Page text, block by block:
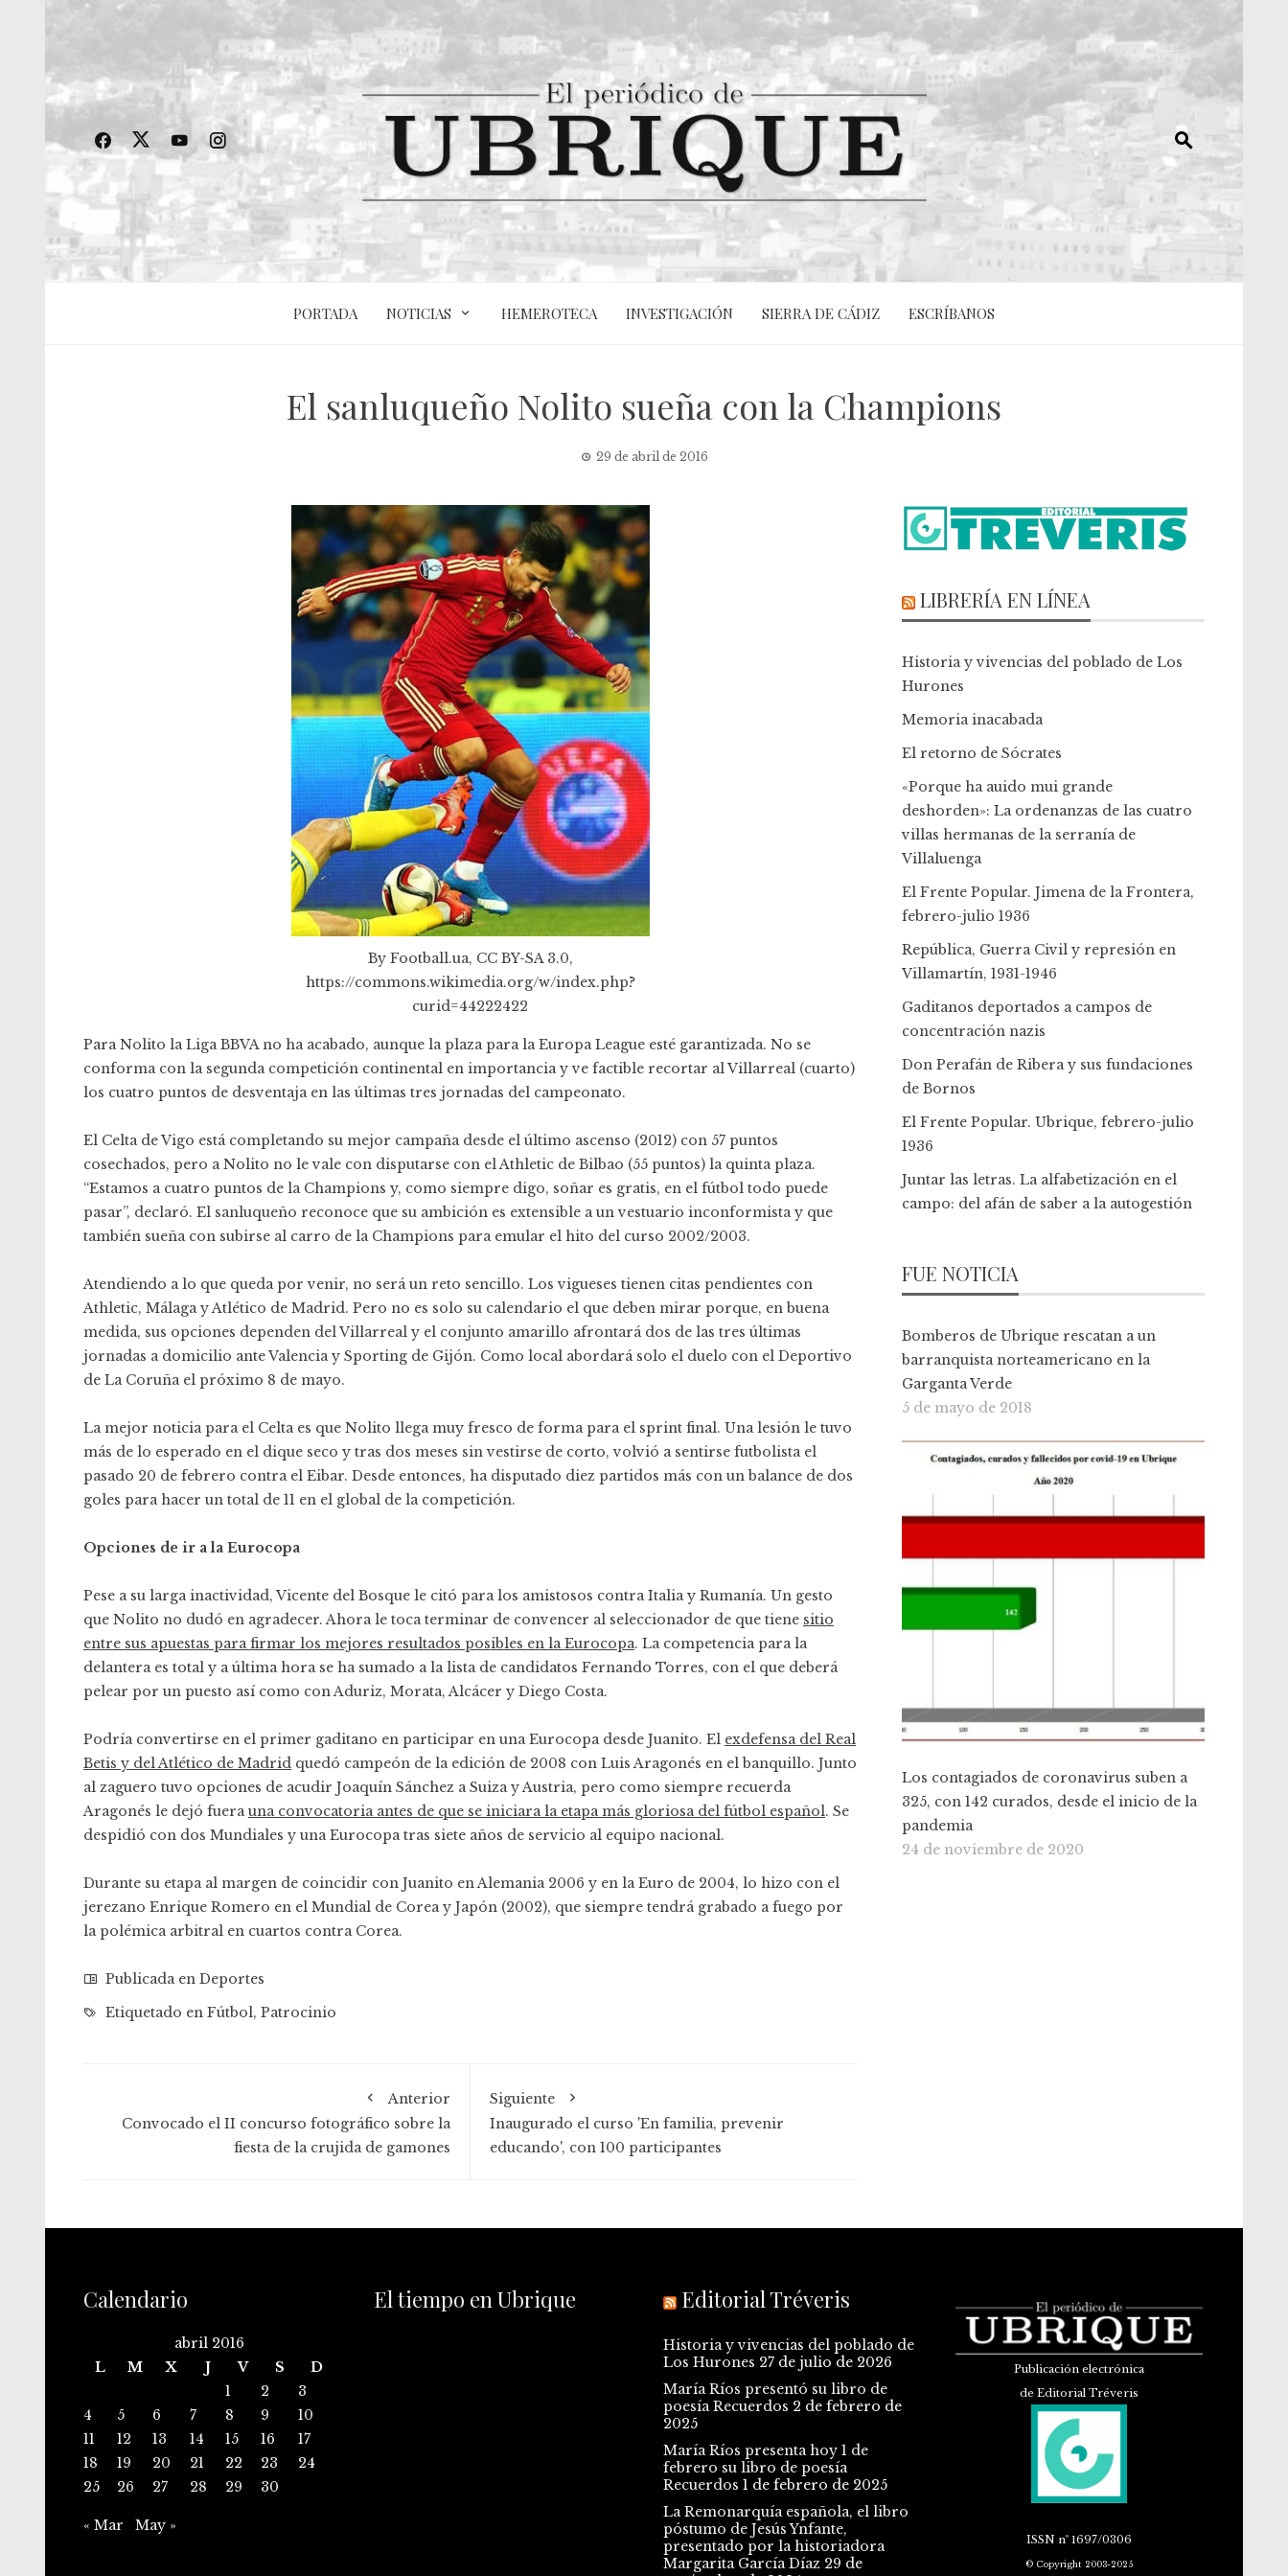
PORTADA NOTICIAS HEMEROTECA INVESTIGACIÓN SIERRA DE CÁDIZ ESCRÍBANOS
El sanluqueño Nolito sueña con la Champions
29 de abril de 2016
By Football.ua, CC BY-SA 3.0,
https://commons.wikimedia.org/w/index.php?
curid=44222422
Para Nolito la Liga BBVA no ha acabado, aunque la plaza para la Europa League esté garantizada. No se
conforma con la segunda competición continental en importancia y ve factible recortar al Villarreal (cuarto)
los cuatro puntos de desventaja en las últimas tres jornadas del campeonato.
El Celta de Vigo está completando su mejor campaña desde el último ascenso (2012) con 57 puntos
cosechados, pero a Nolito no le vale con disputarse con el Athletic de Bilbao (55 puntos) la quinta plaza.
“Estamos a cuatro puntos de la Champions y, como siempre digo, soñar es gratis, en el fútbol todo puede
pasar”, declaró. El sanluqueño reconoce que su ambición es extensible a un vestuario inconformista y que
también sueña con subirse al carro de la Champions para emular el hito del curso 2002/2003.
Atendiendo a lo que queda por venir, no será un reto sencillo. Los vigueses tienen citas pendientes con
Athletic, Málaga y Atlético de Madrid. Pero no es solo su calendario el que deben mirar porque, en buena
medida, sus opciones dependen del Villarreal y el conjunto amarillo afrontará dos de las tres últimas
jornadas a domicilio ante Valencia y Sporting de Gijón. Como local abordará solo el duelo con el Deportivo
de La Coruña el próximo 8 de mayo.
La mejor noticia para el Celta es que Nolito llega muy fresco de forma para el sprint final. Una lesión le tuvo
más de lo esperado en el dique seco y tras dos meses sin vestirse de corto, volvió a sentirse futbolista el
pasado 20 de febrero contra el Eibar. Desde entonces, ha disputado diez partidos más con un balance de dos
goles para hacer un total de 11 en el global de la competición.
Opciones de ir a la Eurocopa
Pese a su larga inactividad, Vicente del Bosque le citó para los amistosos contra Italia y Rumanía. Un gesto
que Nolito no dudó en agradecer. Ahora le toca terminar de convencer al seleccionador de que tiene sitio
entre sus apuestas para firmar los mejores resultados posibles en la Eurocopa. La competencia para la
delantera es total y a última hora se ha sumado a la lista de candidatos Fernando Torres, con el que deberá
pelear por un puesto así como con Aduriz, Morata, Alcácer y Diego Costa.
Podría convertirse en el primer gaditano en participar en una Eurocopa desde Juanito. El exdefensa del Real
Betis y del Atlético de Madrid quedó campeón de la edición de 2008 con Luis Aragonés en el banquillo. Junto
al zaguero tuvo opciones de acudir Joaquín Sánchez a Suiza y Austria, pero como siempre recuerda
Aragonés le dejó fuerauna convocatoria antes de que se iniciara la etapa más gloriosa del fútbol español. Se
despidió con dos Mundiales y una Eurocopa tras siete años de servicio al equipo nacional.
Durante su etapa al margen de coincidir con Juanito en Alemania 2006 y en la Euro de 2004, lo hizo con el
jerezano Enrique Romero en el Mundial de Corea y Japón (2002), que siempre tendrá grabado a fuego por
la polémica arbitral en cuartos contra Corea.
Publicada en Deportes
Etiquetado en Fútbol, Patrocinio
Anterior
Convocado el II concurso fotográfico sobre la
fiesta de la crujida de gamones
Siguiente
Inaugurado el curso 'En familia, prevenir
educando', con 100 participantes
LIBRERÍA EN LÍNEA
Historia y vivencias del poblado de Los
Hurones
Memoria inacabada
El retorno de Sócrates
«Porque ha auido mui grande
deshorden»: La ordenanzas de las cuatro
villas hermanas de la serranía de
Villaluenga
El Frente Popular. Jimena de la Frontera,
febrero-julio 1936
República, Guerra Civil y represión en
Villamartín, 1931-1946
Gaditanos deportados a campos de
concentración nazis
Don Perafán de Ribera y sus fundaciones
de Bornos
El Frente Popular. Ubrique, febrero-julio
1936
Juntar las letras. La alfabetización en el
campo: del afán de saber a la autogestión
FUE NOTICIA
Bomberos de Ubrique rescatan a un
barranquista norteamericano en la
Garganta Verde
5 de mayo de 2018
Los contagiados de coronavirus suben a
325, con 142 curados, desde el inicio de la
pandemia
24 de noviembre de 2020
Calendario
abril 2016
L
M X J V S
D
1
2
3
4
5 6 7 8 9
10
11
12 13 14 15 16
17
18
19 20 21 22 23
24
25
26 27 28 29 30
« Mar May »
El tiempo en Ubrique Editorial Tréveris
Historia y vivencias del poblado de
Los Hurones 27 de julio de 2026
María Ríos presentó su libro de
poesía Recuerdos 2 de febrero de
2025
María Ríos presenta hoy 1 de
febrero su libro de poesía
Recuerdos 1 de febrero de 2025
La Remonarquía española, el libro
póstumo de Jesús Ynfante,
presentado por la historiadora
Margarita García Díaz 29 de
Publicación electrónica
de Editorial Tréveris
ISSNnº 1697/0306
© Copyright 2003-2025